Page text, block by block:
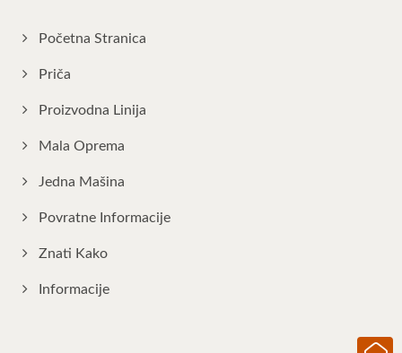
Početna Stranica
Priča
Proizvodna Linija
Mala Oprema
Jedna Mašina
Povratne Informacije
Znati Kako
Informacije